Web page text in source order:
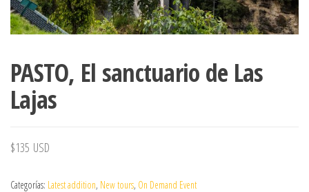
PASTO, El sanctuario de Las
Lajas
$135 USD
Categorías: Latest addition, New tours, On Demand Event